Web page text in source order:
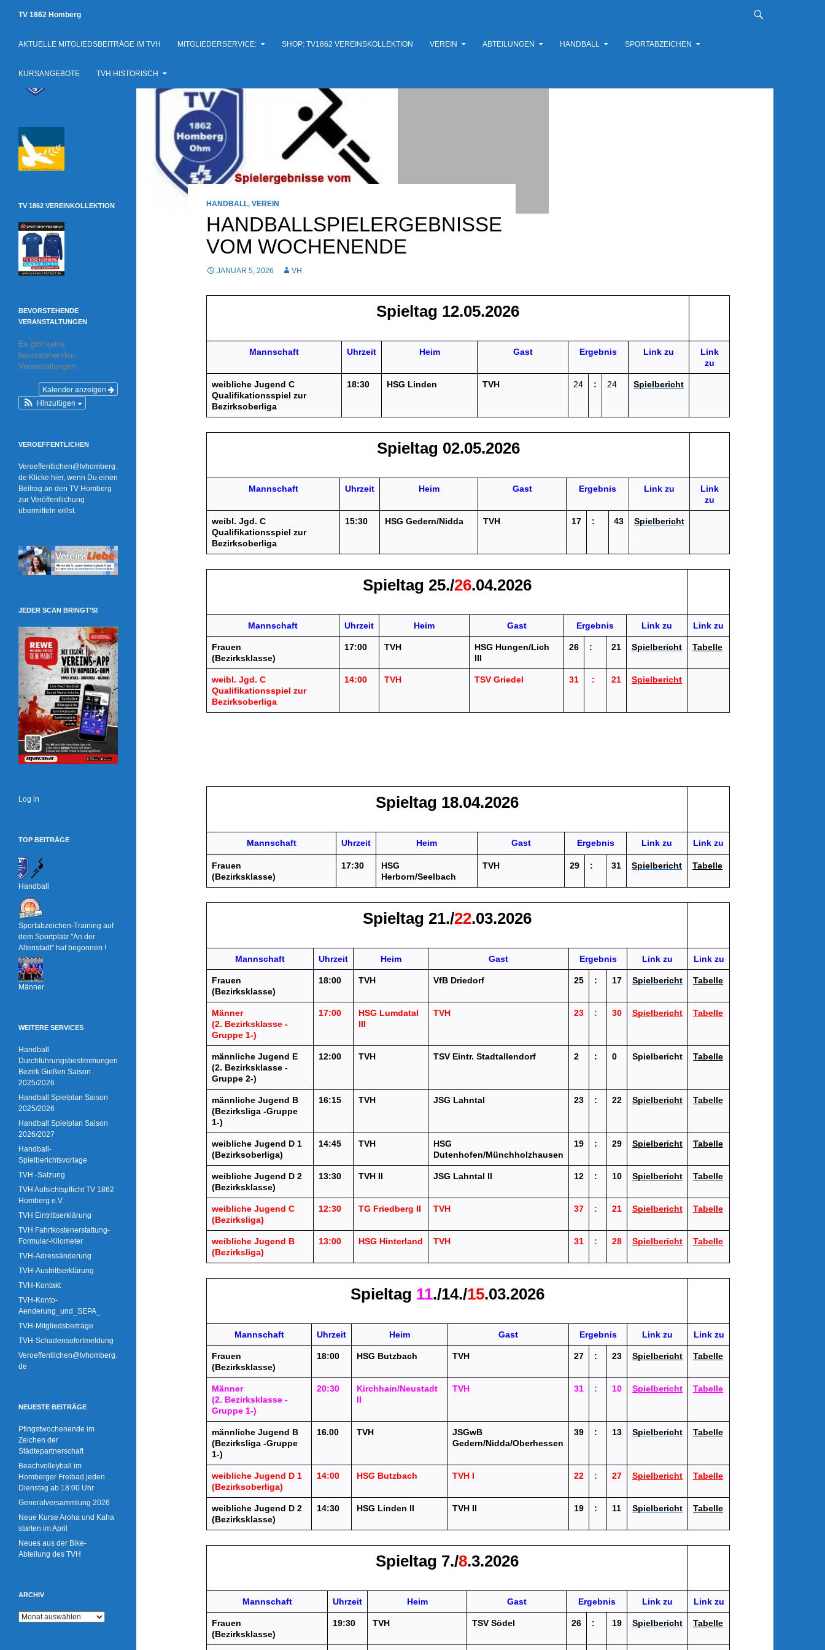
TV 1862 Homberg
AKTUELLE MITGLIEDSBEITRÄGE IM TVH MITGLIEDERSERVICE: SHOP: TV1862 VEREINSKOLLEKTION VEREIN ABTEILUNGEN HANDBALL SPORTABZEICHEN
KURSANGEBOTE TVH HISTORISCH
HANDBALL, VEREIN
HANDBALLSPIELERGEBNISSE
VOM WOCHENENDE
JANUAR 5, 2026 VH
Spieltag 12.05.2026
Mannschaft Uhrzeit Heim Gast Ergebnis Link zu
Link
zu
weibliche Jugend C
Qualifikationsspiel zur
Bezirksoberliga
18:30 HSG Linden TVH 24 : 24 Spielbericht
Spieltag 02.05.2026
Mannschaft Uhrzeit Heim Gast Ergebnis Link zu
Link
zu
weibl. Jgd. C
Qualifikationsspiel zur
Bezirksoberliga
15:30 HSG Gedern/Nidda TVH 17 : 43 Spielbericht
Spieltag 25./26.04.2026
Mannschaft Uhrzeit Heim Gast Ergebnis Link zu Link zu
Frauen
(Bezirksklasse)
17:00 TVH
HSG Hungen/Lich
III
26 : 21 Spielbericht Tabelle
weibl. Jgd. C
Qualifikationsspiel zur
Bezirksoberliga
14:00 TVH TSV Griedel 31 : 21 Spielbericht
Spieltag 18.04.2026
Mannschaft Uhrzeit Heim Gast Ergebnis Link zu Link zu
Frauen
(Bezirksklasse)
17:30
HSG
Herborn/Seelbach
TVH 29 : 31 Spielbericht Tabelle
Spieltag 21./22.03.2026
Mannschaft Uhrzeit Heim Gast Ergebnis Link zu Link zu
Frauen
(Bezirksklasse)
18:00 TVH VfB Driedorf 25 : 17 Spielbericht Tabelle
Männer
(2. Bezirksklasse -
Gruppe 1-)
17:00
HSG Lumdatal
III
TVH 23 : 30 Spielbericht Tabelle
männliche Jugend E
(2. Bezirksklasse -
Gruppe 2-)
12:00 TVH TSV Eintr. Stadtallendorf 2 : 0 Spielbericht Tabelle
männliche Jugend B
(Bezirksliga -Gruppe
1-)
16:15 TVH JSG Lahntal 23 : 22 Spielbericht Tabelle
weibliche Jugend D 1
(Bezirksoberliga)
14:45 TVH
HSG
Dutenhofen/Münchholzhausen
19 : 29 Spielbericht Tabelle
weibliche Jugend D 2
(Bezirksklasse)
13:30 TVH II JSG Lahntal II 12 : 10 Spielbericht Tabelle
weibliche Jugend C
(Bezirksliga)
12:30 TG Friedberg II TVH 37 : 21 Spielbericht Tabelle
weibliche Jugend B
(Bezirksliga)
13:00 HSG Hinterland TVH 31 : 28 Spielbericht Tabelle
Spieltag 11./14./15.03.2026
Mannschaft Uhrzeit Heim Gast Ergebnis Link zu Link zu
Frauen
(Bezirksklasse)
18:00 HSG Butzbach TVH 27 : 23 Spielbericht Tabelle
Männer
(2. Bezirksklasse -
Gruppe 1-)
20:30
Kirchhain/Neustadt
II
TVH 31 : 10 Spielbericht Tabelle
männliche Jugend B
(Bezirksliga -Gruppe
1-)
16.00 TVH
JSGwB
Gedern/Nidda/Oberhessen
39 : 13 Spielbericht Tabelle
weibliche Jugend D 1
(Bezirksoberliga)
14:00 HSG Butzbach TVH I 22 : 27 Spielbericht Tabelle
weibliche Jugend D 2
(Bezirksklasse)
14:30 HSG Linden II TVH II 19 : 11 Spielbericht Tabelle
Spieltag 7./8.3.2026
Mannschaft Uhrzeit Heim Gast Ergebnis Link zu Link zu
Frauen
(Bezirksklasse)
19:30 TVH TSV Södel 26 : 19 Spielbericht Tabelle
TV 1862 VEREINKOLLEKTION
BEVORSTEHENDE
VERANSTALTUNGEN
Es gibt keine
bevorstehenden
Veranstaltungen.
Kalender anzeigen
Hinzufügen
VEROEFFENTLICHEN
Veroeffentlichen@tvhomberg.
de Klicke hier, wenn Du einen
Beitrag an den TV Homberg
zur Veröffentlichung
übermitteln willst.
JEDER SCAN BRINGT’S!
Log in
TOP BEITRÄGE
Handball
Sportabzeichen-Training auf
dem Sportplatz "An der
Altenstadt" hat begonnen !
Männer
WEITERE SERVICES
Handball
Durchführungsbestimmungen
Bezirk Gießen Saison
2025/2026
Handball Spielplan Saison
2025/2026
Handball Spielplan Saison
2026/2027
Handball-
Spielberichtsvorlage
TVH -Satzung
TVH Aufsichtspflicht TV 1862
Homberg e.V.
TVH Eintrittserklärung
TVH Fahrtkostenerstattung-
Formular-Kilometer
TVH-Adressänderung
TVH-Austrittserklärung
TVH-Kontakt
TVH-Konto-
Aenderung_und_SEPA_
TVH-Mitgliedsbeiträge
TVH-Schadensofortmeldung
Veroeffentlichen@tvhomberg.
de
NEUESTE BEITRÄGE
Pfingstwochenende im
Zeichen der
Städtepartnerschaft
Beachvolleyball im
Homberger Freibad jeden
Dienstag ab 18:00 Uhr
Generalversammlung 2026
Neue Kurse Aroha und Kaha
starten im April
Neues aus der Bike-
Abteilung des TVH
ARCHIV
A